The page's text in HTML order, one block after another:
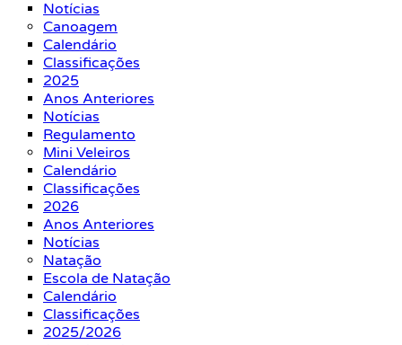
Notícias
Canoagem
Calendário
Classificações
2025
Anos Anteriores
Notícias
Regulamento
Mini Veleiros
Calendário
Classificações
2026
Anos Anteriores
Notícias
Natação
Escola de Natação
Calendário
Classificações
2025/2026